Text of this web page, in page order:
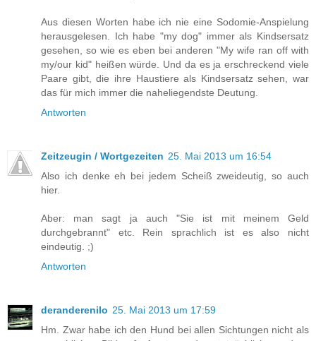
Aus diesen Worten habe ich nie eine Sodomie-Anspielung
herausgelesen. Ich habe "my dog" immer als Kindsersatz
gesehen, so wie es eben bei anderen "My wife ran off with
my/our kid" heißen würde. Und da es ja erschreckend viele
Paare gibt, die ihre Haustiere als Kindsersatz sehen, war
das für mich immer die naheliegendste Deutung.
Antworten
Zeitzeugin / Wortgezeiten 25. Mai 2013 um 16:54
Also ich denke eh bei jedem Scheiß zweideutig, so auch
hier.
Aber: man sagt ja auch "Sie ist mit meinem Geld
durchgebrannt" etc. Rein sprachlich ist es also nicht
eindeutig. ;)
Antworten
deranderenilo 25. Mai 2013 um 17:59
Hm. Zwar habe ich den Hund bei allen Sichtungen nicht als